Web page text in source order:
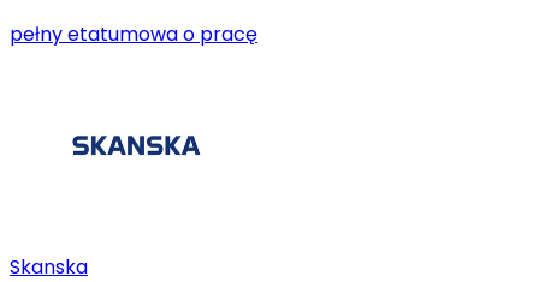
pełny etatumowa o pracę
Skanska